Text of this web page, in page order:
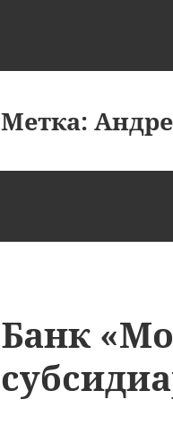
Метка:
Банк